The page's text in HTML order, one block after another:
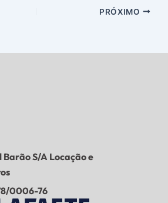
PRÓXIMO
S/A Locação e
0006-76